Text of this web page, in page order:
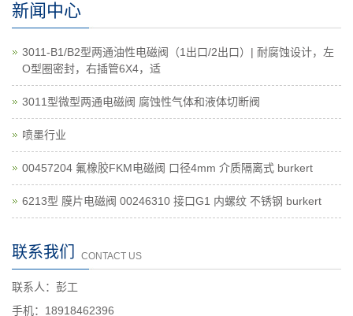
新闻中心
3011-B1/B2型两通油性电磁阀（1出口/2出口）| 耐腐蚀设计，左
O型圈密封，右插管6X4，适
3011型微型两通电磁阀 腐蚀性气体和液体切断阀
喷墨行业
00457204 氟橡胶FKM电磁阀 口径4mm 介质隔离式 burkert
6213型 膜片电磁阀 00246310 接口G1 内螺纹 不锈钢 burkert
联系我们 CONTACT US
联系人：彭工
手机：18918462396